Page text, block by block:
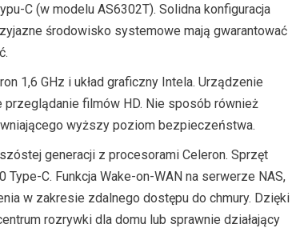
C (w modelu AS6302T). Solidna konfiguracja
środowisko systemowe mają gwarantować
1,6 GHz i układ graficzny Intela. Urządzenie
przeglądanie filmów HD. Nie sposób również
wyższy poziom bezpieczeństwa.
generacji z procesorami Celeron. Sprzęt
C. Funkcja Wake-on-WAN na serwerze NAS,
w zakresie zdalnego dostępu do chmury. Dzięki
rozrywki dla domu lub sprawnie działający